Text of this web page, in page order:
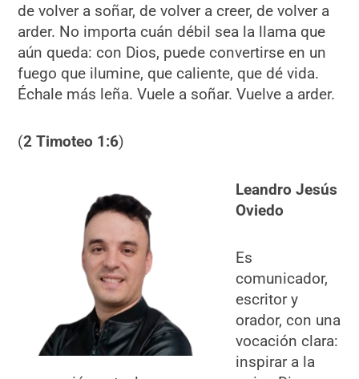
de volver a soñar, de volver a creer, de volver a
arder. No importa cuán débil sea la llama que
aún queda: con Dios, puede convertirse en un
fuego que ilumine, que caliente, que dé vida.
Échale más leña. Vuele a soñar. Vuelve a arder.
(2 Timoteo 1:6)
Leandro Jesús
Oviedo
Es
comunicador,
escritor y
orador, con una
vocación clara:
inspirar a la